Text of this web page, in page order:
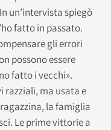
un’intervista spiegò
fatto in passato.
gli errori
possono essere
fatto i vecchi».
razziali, ma usata e
la famiglia
Le prime vittorie a